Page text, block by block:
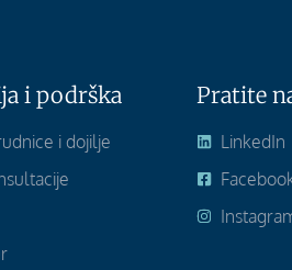
i podrška
i dojilje
Pratite
LinkedIn